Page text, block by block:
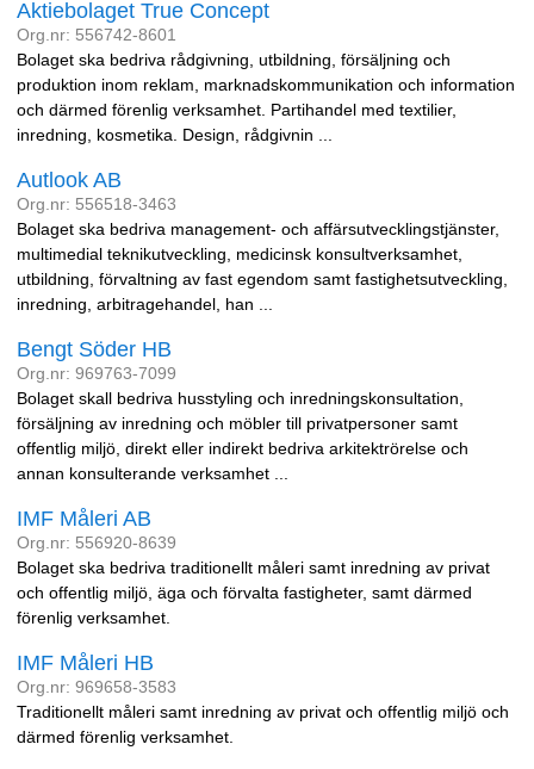
Aktiebolaget True Concept
Org.nr: 556742-8601
Bolaget ska bedriva rådgivning, utbildning, försäljning och
produktion inom reklam, marknadskommunikation och information
och därmed förenlig verksamhet. Partihandel med textilier,
inredning, kosmetika. Design, rådgivnin ...
Autlook AB
Org.nr: 556518-3463
Bolaget ska bedriva management- och affärsutvecklingstjänster,
multimedial teknikutveckling, medicinsk konsultverksamhet,
utbildning, förvaltning av fast egendom samt fastighetsutveckling,
inredning, arbitragehandel, han ...
Bengt Söder HB
Org.nr: 969763-7099
Bolaget skall bedriva husstyling och inredningskonsultation,
försäljning av inredning och möbler till privatpersoner samt
offentlig miljö, direkt eller indirekt bedriva arkitektrörelse och
annan konsulterande verksamhet ...
IMF Måleri AB
Org.nr: 556920-8639
Bolaget ska bedriva traditionellt måleri samt inredning av privat
och offentlig miljö, äga och förvalta fastigheter, samt därmed
förenlig verksamhet.
IMF Måleri HB
Org.nr: 969658-3583
Traditionellt måleri samt inredning av privat och offentlig miljö och
därmed förenlig verksamhet.